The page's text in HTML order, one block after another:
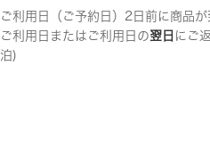
ご利用日（ご予約日）2日前に商品が
ご利用日またはご利用日の翌日 にご
泊)